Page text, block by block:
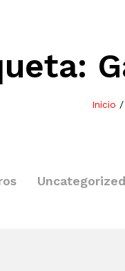
Inicio /
Uncategorized